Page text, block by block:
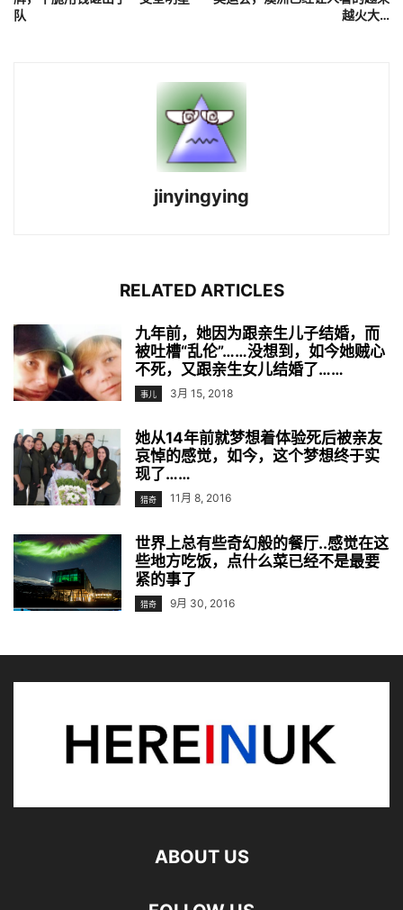
队
越火大…
jinyingying
RELATED ARTICLES
九年前，她因为跟亲生儿子结婚，而
被吐槽“乱伦”……没想到，如今她贼心
不死，又跟亲生女儿结婚了……
事儿 3月 15, 2018
她从14年前就梦想着体验死后被亲友
哀悼的感觉，如今，这个梦想终于实
现了……
猎奇 11月 8, 2016
世界上总有些奇幻般的餐厅..感觉在这
些地方吃饭，点什么菜已经不是最要
紧的事了
猎奇 9月 30, 2016
ABOUT US